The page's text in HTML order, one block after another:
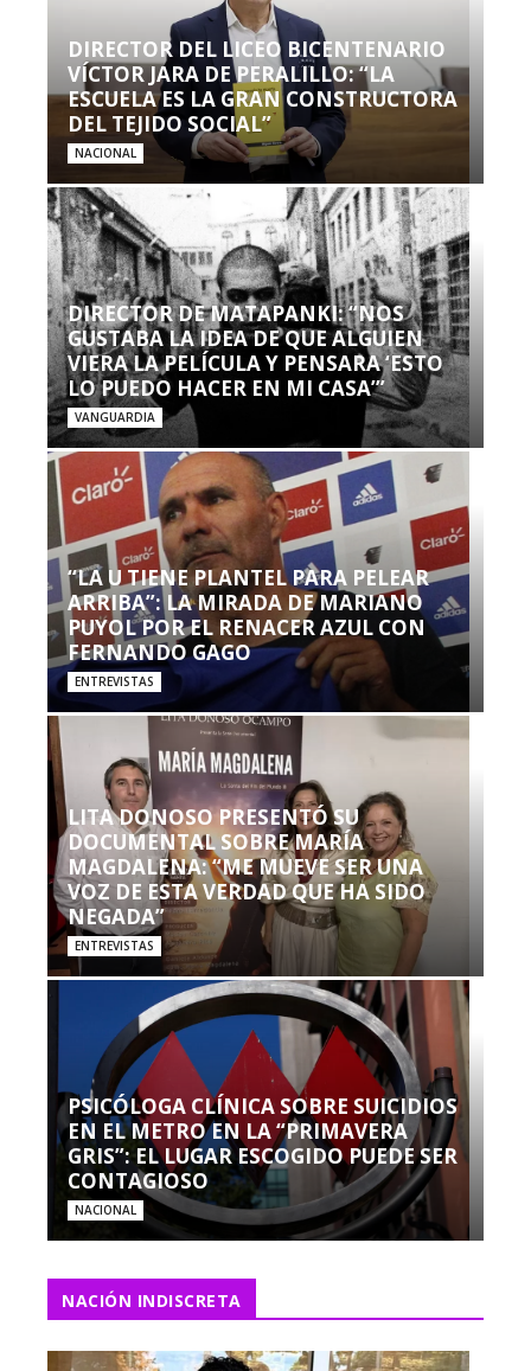
DIRECTOR DEL LICEO BICENTENARIO
VÍCTOR JARA DE PERALILLO: “LA
ESCUELA ES LA GRAN CONSTRUCTORA
DEL TEJIDO SOCIAL”
NACIONAL
DIRECTOR DE MATAPANKI: “NOS
GUSTABA LA IDEA DE QUE ALGUIEN
VIERA LA PELÍCULA Y PENSARA ‘ESTO
LO PUEDO HACER EN MI CASA’”
VANGUARDIA
“LA U TIENE PLANTEL PARA PELEAR
ARRIBA”: LA MIRADA DE MARIANO
PUYOL POR EL RENACER AZUL CON
FERNANDO GAGO
ENTREVISTAS
LITA DONOSO PRESENTÓ SU
DOCUMENTAL SOBRE MARÍA
MAGDALENA: “ME MUEVE SER UNA
VOZ DE ESTA VERDAD QUE HA SIDO
NEGADA”
ENTREVISTAS
PSICÓLOGA CLÍNICA SOBRE SUICIDIOS
EN EL METRO EN LA “PRIMAVERA
GRIS”: EL LUGAR ESCOGIDO PUEDE SER
CONTAGIOSO
NACIONAL
NACIÓN INDISCRETA